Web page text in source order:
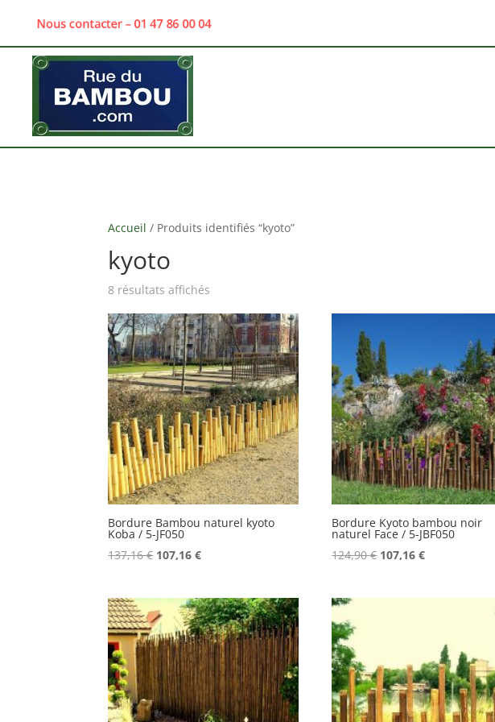
Nous contacter – 01 47 86 00 04
Accueil / Produits identifiés “kyoto”
kyoto
8 résultats affichés
Bordure Bambou naturel kyoto
Koba / 5-JF050
137,16€ Le
était :
137,16 €.
107,16€Le
est :
107,16 €.
Bordure Kyoto bambou noir
naturel Face / 5-JBF050
124,90€ Le
107,16€Le